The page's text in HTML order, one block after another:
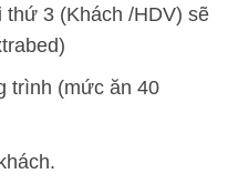
3 (Khách /HDV) sẽ
trình (mức ăn 40